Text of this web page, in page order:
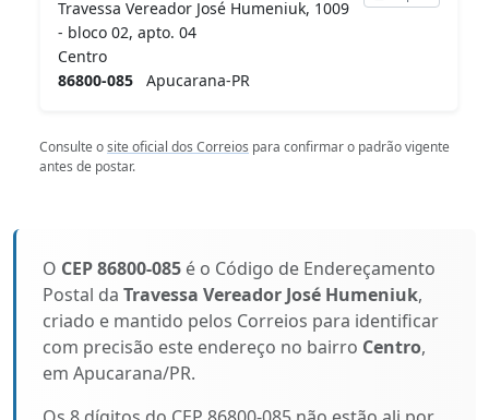
Travessa Vereador José Humeniuk, 1009
- bloco 02, apto. 04
Centro
86800-085 Apucarana-PR
Consulte osite oficial dos Correios para confirmar o padrão vigente
antes de postar.
O CEP 86800-085 é o Código de Endereçamento
Postal da Travessa Vereador José Humeniuk,
criado e mantido pelos Correios para identificar
com precisão este endereço no bairro Centro,
em Apucarana/PR.